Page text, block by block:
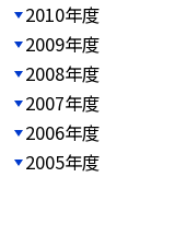
2010年度
2009年度
2008年度
2007年度
2006年度
2005年度